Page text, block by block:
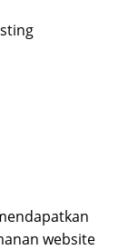
website